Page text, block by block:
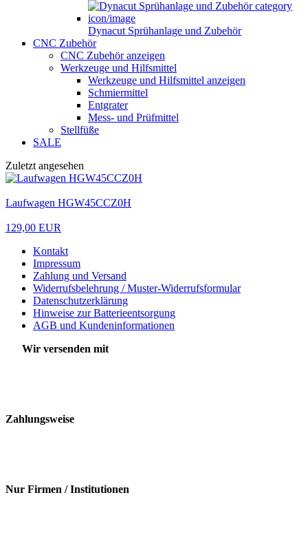
Dynacut Sprühanlage und Zubehör
CNC Zubehör
CNC Zubehör anzeigen
Werkzeuge und Hilfsmittel
Werkzeuge und Hilfsmittel anzeigen
Schmiermittel
Entgrater
Mess- und Prüfmittel
Stellfüße
SALE
Zuletzt angesehen
Laufwagen HGW45CCZ0H
129,00 EUR
Kontakt
Impressum
Zahlung und Versand
Widerrufsbelehrung / Muster-Widerrufsformular
Datenschutzerklärung
Hinweise zur Batterieentsorgung
AGB und Kundeninformationen
Wir versenden mit
Zahlungsweise
Nur Firmen / Institutionen